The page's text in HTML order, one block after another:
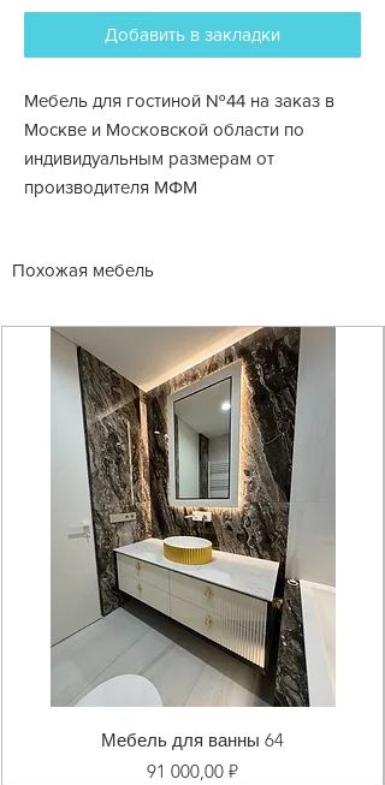
Добавить в закладки
Мебель для гостиной №44 на заказ в
Москве и Московской области по
индивидуальным размерам от
производителя МФМ
Похожая мебель
Мебель для ванны 64
Цена
91 000,00 ₽